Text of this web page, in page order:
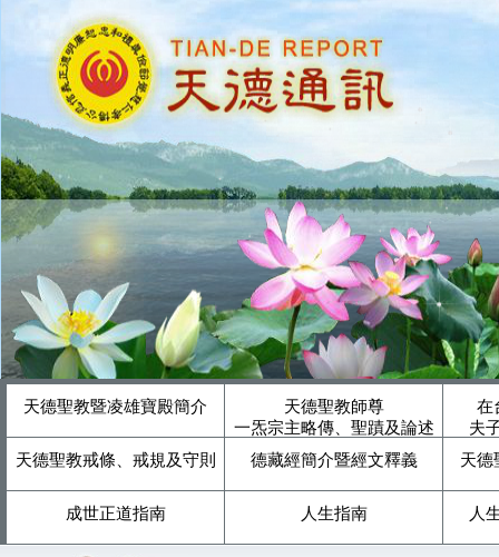
天德聖教暨凌雄寶殿簡介
天德聖教師尊
一炁宗主略傳、聖蹟及論述
在
夫
天德聖教戒條、戒規及守則
德藏經簡介暨經文釋義 天德
成世正道指南 人生指南 人